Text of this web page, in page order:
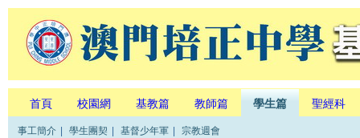
首頁 校園網 基教篇 教師篇 學生篇 聖經科
事工簡介 學生團契 基督少年軍 宗教週會